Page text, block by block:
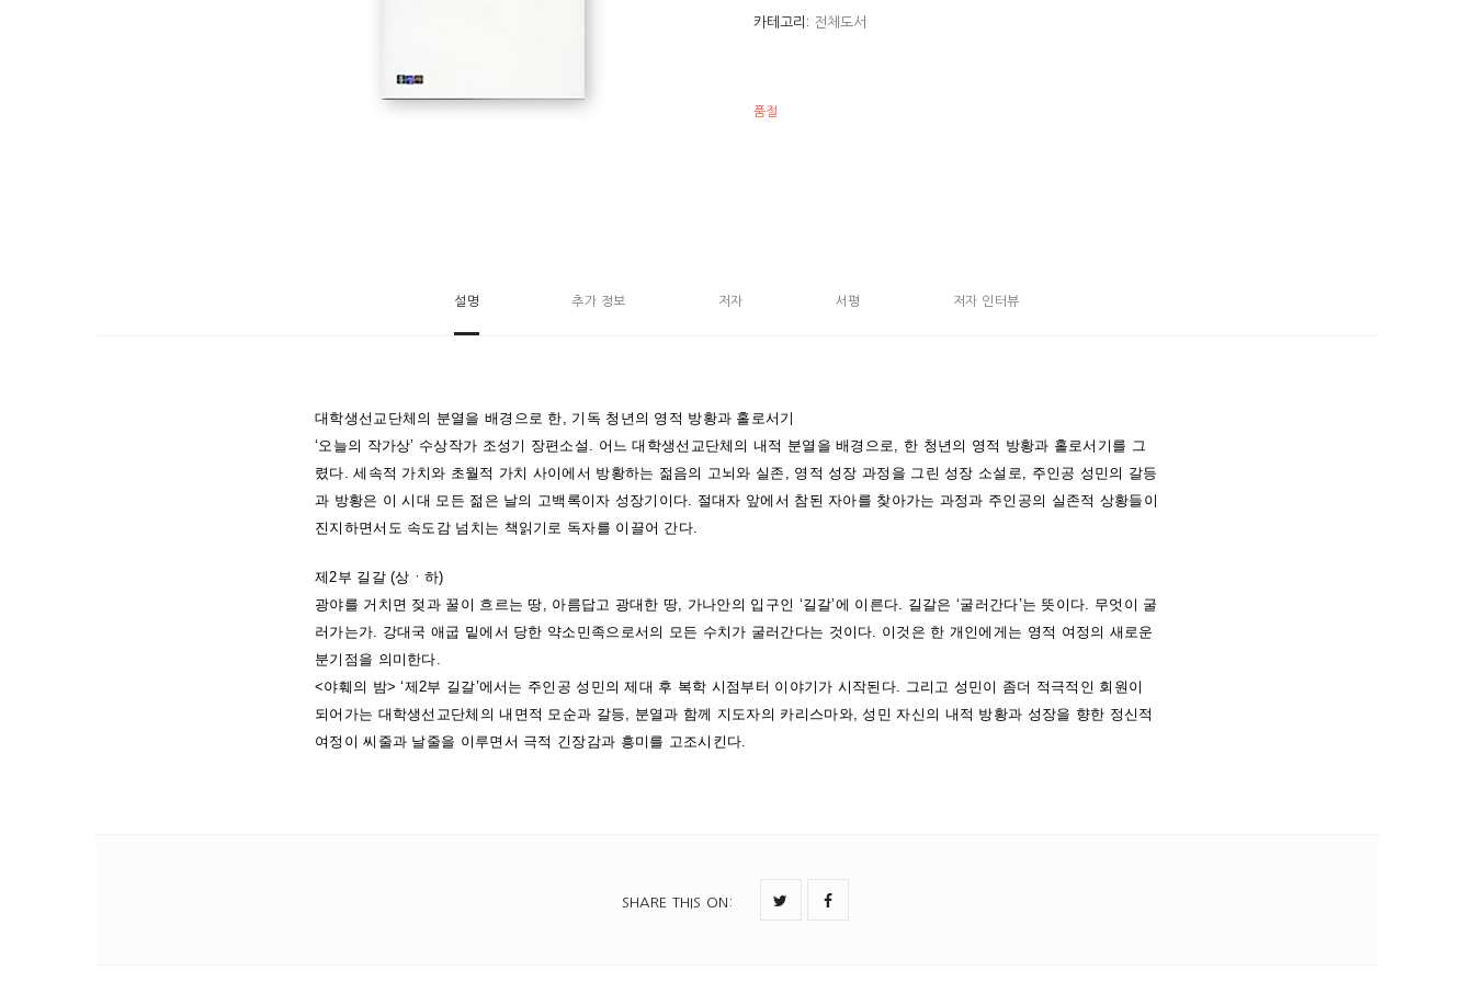
카테고리: 전체도서
품절
설명 추가 정보 저자 서평 저자 인터뷰
대학생선교단체의 분열을 배경으로 한, 기독 청년의 영적 방황과 홀로서기
‘오늘의 작가상’ 수상작가 조성기 장편소설. 어느 대학생선교단체의 내적 분열을 배경으로, 한 청년의 영적 방황과 홀로서기를 그
렸다. 세속적 가치와 초월적 가치 사이에서 방황하는 젊음의 고뇌와 실존, 영적 성장 과정을 그린 성장 소설로, 주인공 성민의 갈등
과 방황은 이 시대 모든 젊은 날의 고백록이자 성장기이다. 절대자 앞에서 참된 자아를 찾아가는 과정과 주인공의 실존적 상황들이
진지하면서도 속도감 넘치는 책읽기로 독자를 이끌어 간다.
제2부 길갈 (상ㆍ하)
광야를 거치면 젖과 꿀이 흐르는 땅, 아름답고 광대한 땅, 가나안의 입구인 ‘길갈’에 이른다. 길갈은 ‘굴러간다’는 뜻이다. 무엇이 굴
러가는가. 강대국 애굽 밑에서 당한 약소민족으로서의 모든 수치가 굴러간다는 것이다. 이것은 한 개인에게는 영적 여정의 새로운
분기점을 의미한다.
<야훼의 밤> ‘제2부 길갈’에서는 주인공 성민의 제대 후 복학 시점부터 이야기가 시작된다. 그리고 성민이 좀더 적극적인 회원이
되어가는 대학생선교단체의 내면적 모순과 갈등, 분열과 함께 지도자의 카리스마와, 성민 자신의 내적 방황과 성장을 향한 정신적
여정이 씨줄과 날줄을 이루면서 극적 긴장감과 흥미를 고조시킨다.
SHARE THIS ON :